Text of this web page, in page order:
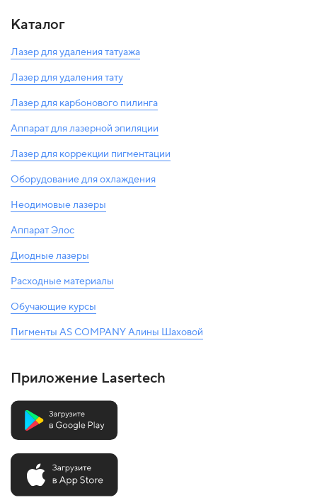
Каталог
Лазер для удаления татуажа
Лазер для удаления тату
Лазер для карбонового пилинга
Аппарат для лазерной эпиляции
Лазер для коррекции пигментации
Оборудование для охлаждения
Неодимовые лазеры
Аппарат Элос
Диодные лазеры
Расходные материалы
Обучающие курсы
Пигменты AS COMPANY Алины Шаховой
Приложение Lasertech